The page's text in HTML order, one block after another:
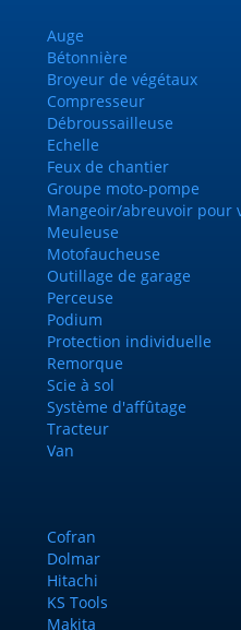
Auge
Bétonnière
Broyeur de végétaux
Compresseur
Débroussailleuse
Echelle
Feux de chantier
Groupe moto-pompe
Mangeoir/abreuvoir pour
Meuleuse
Motofaucheuse
Outillage de garage
Perceuse
Podium
Protection individuelle
Remorque
Scie à sol
Système d'affûtage
Tracteur
Van
Cofran
Dolmar
Hitachi
KS Tools
Makita